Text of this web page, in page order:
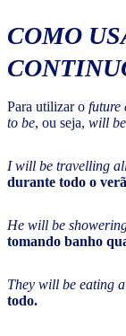
COMO
Para utilizar o future
to be, ou seja, will be
I will be travelling
durante todo o
He will be
tomando banho
They will be eating
todo.